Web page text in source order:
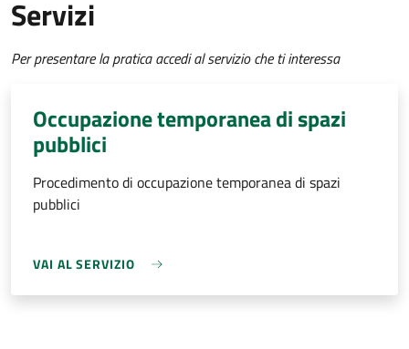
Servizi
Per presentare la pratica accedi al servizio che ti interessa
Occupazione temporanea di spazi
pubblici
Procedimento di occupazione temporanea di spazi
pubblici
VAI AL SERVIZIO